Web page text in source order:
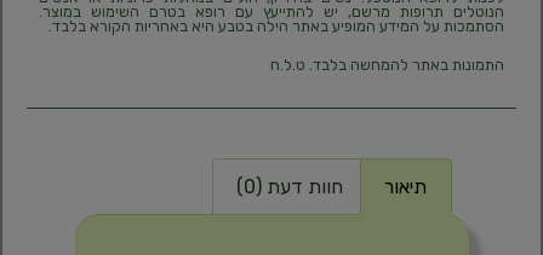
הנוטלים תרופות מרשם, יש להתייעץ עם רופא בטרם השימוש במוצר.
הסתמכות על המידע המופיע באתר הילה בטבע היא באחריות הקורא בלבד.
התמונות באתר להמחשה בלבד. ט.ל.ח
תיאור חוות דעת (0)